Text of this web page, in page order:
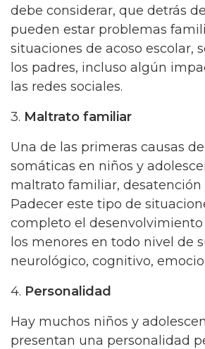
debe considerar, que detrás
pueden estar problemas
situaciones de acoso escolar,
los padres, incluso algún
las redes sociales.
3. Maltrato familiar
Una de las primeras causas
somáticas en niños y
maltrato familiar, desatención
Padecer este tipo de
completo el desenvolvimiento
los menores en todo nivel de
neurológico, cognitivo,
4. Personalidad
Hay muchos niños y
presentan una personalidad